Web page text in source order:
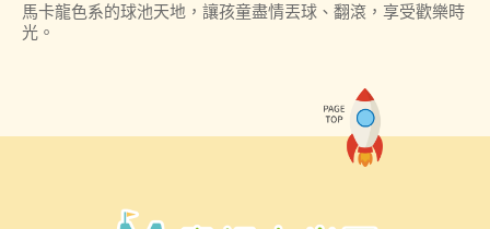
馬卡龍色系的球池天地，讓孩童盡情丟球、翻滾，享受歡樂時
光。